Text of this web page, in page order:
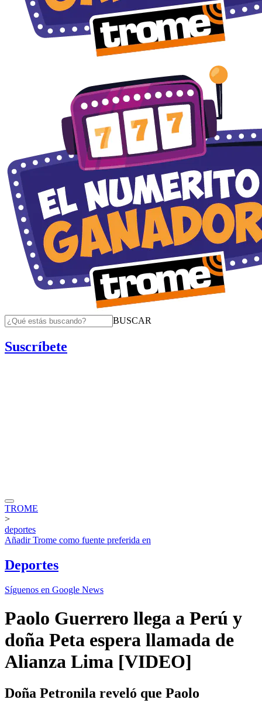
BUSCAR
Suscríbete
TROME
>
deportes
AñadirTrome como fuente preferida en
Deportes
Síguenos en Google News
Paolo Guerrero llega a Perú y
doña Peta espera llamada de
Alianza Lima [VIDEO]
Doña Petronila reveló que Paolo